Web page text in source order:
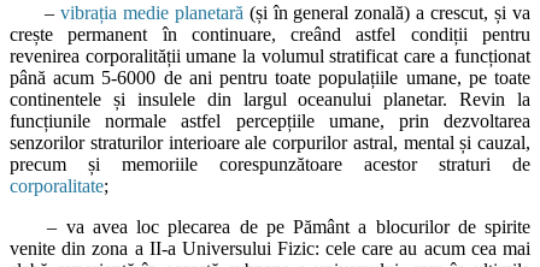
– vibrația medie planetară (și în general zonală) a crescut, și va
crește permanent în continuare, creând astfel condiții pentru
revenirea corporalității umane la volumul stratificat care a funcționat
până acum 5-6000 de ani pentru toate populațiile umane, pe toate
continentele și insulele din largul oceanului planetar. Revin la
funcțiunile normale astfel percepțiile umane, prin dezvoltarea
senzorilor straturilor interioare ale corpurilor astral, mental și cauzal,
precum și memoriile corespunzătoare acestor straturi de
corporalitate;
– va avea loc plecarea de pe Pământ a blocurilor de spirite
venite din zona a II-a Universului Fizic: cele care au acum cea mai